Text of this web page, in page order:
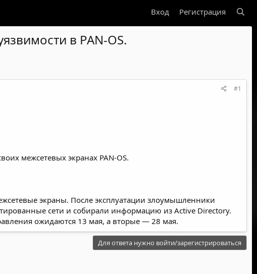
Вход Регистрация
в PAN-OS.
#1
межсетевых экранах PAN-OS.
экраны. После эксплуатации злоумышленники
сети и собирали информацию из Active Directory.
ожидаются 13 мая, а вторые — 28 мая.
Для ответа нужно войти/зарегистрироваться